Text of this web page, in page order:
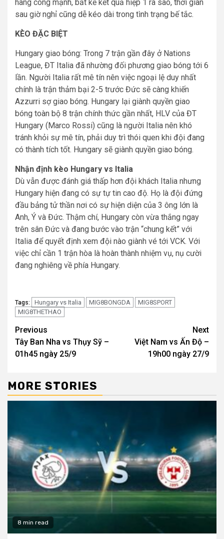
hàng công mạnh, bất kể kết quả hiệp 1 ra sao, thời gian
sau giờ nghỉ cũng dễ kéo dài trong tình trạng bế tắc.
KÈO ĐẶC BIỆT
Hungary giao bóng: Trong 7 trận gần đây ở Nations
League, ĐT Italia đã nhường đối phương giao bóng tới 6
lần. Người Italia rất mê tín nên việc ngoại lệ duy nhất
chính là trận thảm bại 2-5 trước Đức sẽ càng khiến
Azzurri sợ giao bóng. Hungary lại giành quyền giao
bóng toàn bộ 8 trận chính thức gần nhất, HLV của ĐT
Hungary (Marco Rossi) cũng là người Italia nên khó
tránh khỏi sự mê tín, phải duy trì thói quen khi đội đang
có thành tích tốt. Hungary sẽ giành quyền giao bóng.
Nhận định kèo Hungary vs Italia
Dù vẫn được đánh giá thấp hơn đội khách Italia nhưng
Hungary hiện đang có sự tự tin cao độ. Họ là đội đứng
đầu bảng tử thần nơi có sự hiện diện của 3 ông lớn là
Anh, Ý và Đức. Thậm chí, Hungary còn vừa thắng ngay
trên sân Đức và đang bước vào trận “chung kết” với
Italia để quyết định xem đội nào giành vé tới VCK. Với
việc chỉ cần 1 trận hòa là hoàn thành nhiệm vụ, nụ cười
đang nghiêng về phía Hungary.
Tags: Hungary vs Italia MIG8BONGDA
MIG8SPORT
MIG8THETHAO
Continue
Reading
Previous
Tây Ban Nha vs Thụy Sỹ –
01h45 ngày 25/9
Next
Việt Nam vs Ấn Độ –
19h00 ngày 27/9
MORE STORIES
8 min read